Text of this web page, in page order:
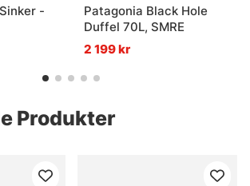
-
Patagonia Black Hole
Duffel 70L, SMRE
2 199 kr
Produkter